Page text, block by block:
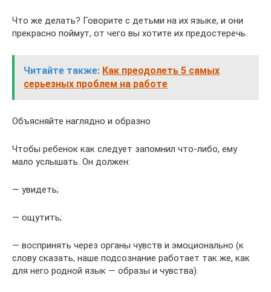
Что же делать? Говорите с детьми на их языке, и они
прекрасно поймут, от чего вы хотите их предостеречь.
Читайте также: Как преодолеть 5 самых
серьезных проблем на работе
Объясняйте наглядно и образно
Чтобы ребенок как следует запомнил что-либо, ему
мало услышать. Он должен:
— увидеть;
— ощутить;
— воспринять через органы чувств и эмоционально (к
слову сказать, наше подсознание работает так же, как
для него родной язык — образы и чувства).